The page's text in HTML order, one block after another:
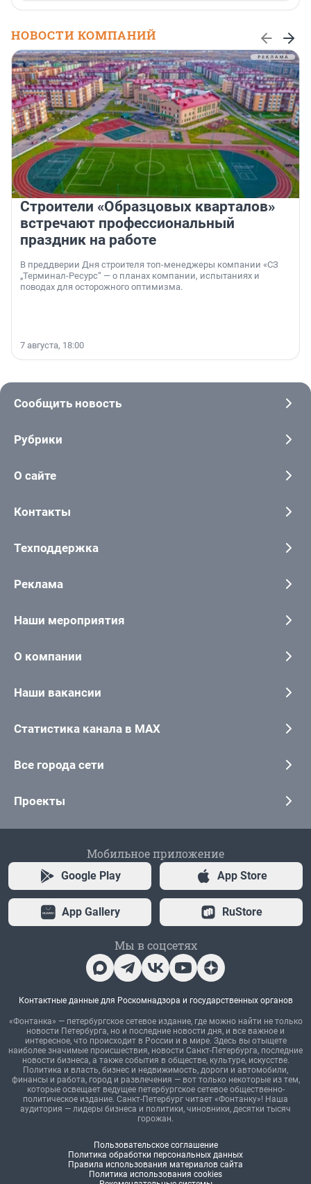
НОВОСТИ КОМПАНИЙ
Строители «Образцовых кварталов»
встречают профессиональный
праздник на работе
В преддверии Дня строителя топ-менеджеры компании «СЗ
„Терминал-Ресурс“ — о планах компании, испытаниях и
поводах для осторожного оптимизма.
7 августа, 18:00
Сообщить новость
Рубрики
О сайте
Контакты
Техподдержка
Реклама
Наши мероприятия
О компании
Наши вакансии
Статистика канала в MAX
Все города сети
Проекты
Мобильное приложение
Google Play App Store
App Gallery RuStore
Мы в соцсетях
Контактные данные для Роскомнадзора и государственных органов
«Фонтанка» — петербургское сетевое издание, где можно найти не только
новости Петербурга, но и последние новости дня, и все важное и
интересное, что происходит в России и в мире. Здесь вы отыщете
наиболее значимые происшествия, новости Санкт-Петербурга, последние
новости бизнеса, а также события в обществе, культуре, искусстве.
Политика и власть, бизнес и недвижимость, дороги и автомобили,
финансы и работа, город и развлечения — вот только некоторые из тем,
которые освещает ведущее петербургское сетевое общественно-
политическое издание. Санкт-Петербург читает «Фонтанку»! Наша
аудитория — лидеры бизнеса и политики, чиновники, десятки тысяч
горожан.
Пользовательское соглашение
Политика обработки персональных данных
Правила использования материалов сайта
Политика использования cookies